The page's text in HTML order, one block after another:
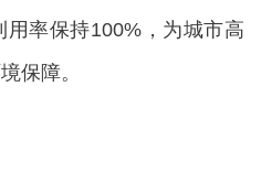
率保持100%，为城市高
保障。